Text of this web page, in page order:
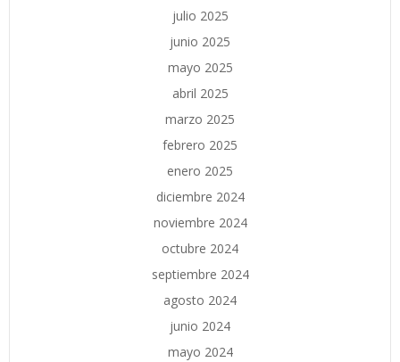
julio 2025
junio 2025
mayo 2025
abril 2025
marzo 2025
febrero 2025
enero 2025
diciembre 2024
noviembre 2024
octubre 2024
septiembre 2024
agosto 2024
junio 2024
mayo 2024